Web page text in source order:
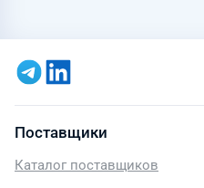
Поставщики
Каталог поставщиков